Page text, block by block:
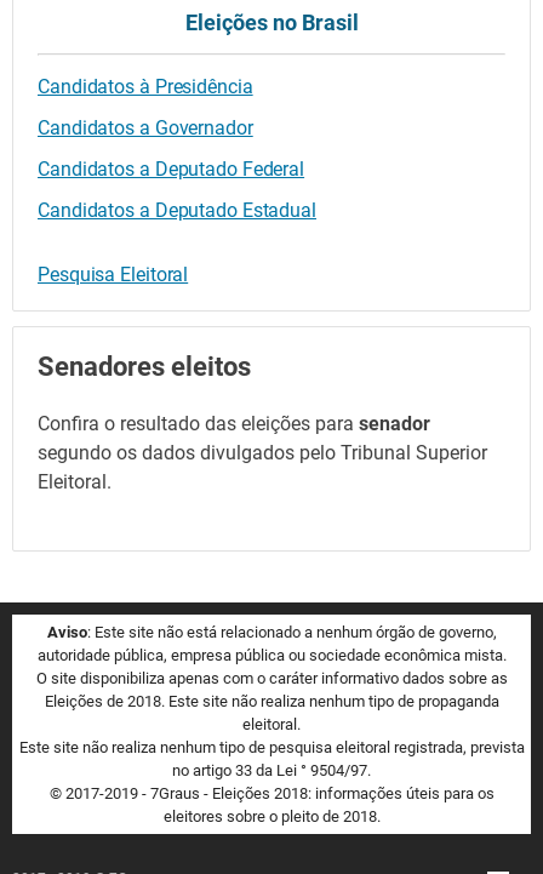
Eleições no Brasil
Candidatos à Presidência
Candidatos a Governador
Candidatos a Deputado Federal
Candidatos a Deputado Estadual
Pesquisa Eleitoral
Senadores eleitos
Confira o resultado das eleições para senador
segundo os dados divulgados pelo Tribunal Superior
Eleitoral.
Aviso: Este site não está relacionado a nenhum órgão de governo,
autoridade pública, empresa pública ou sociedade econômica mista.
O site disponibiliza apenas com o caráter informativo dados sobre as
Eleições de 2018. Este site não realiza nenhum tipo de propaganda
eleitoral.
Este site não realiza nenhum tipo de pesquisa eleitoral registrada, prevista
no artigo 33 da Lei ° 9504/97.
© 2017-2019 - 7Graus - Eleições 2018: informações úteis para os
eleitores sobre o pleito de 2018.